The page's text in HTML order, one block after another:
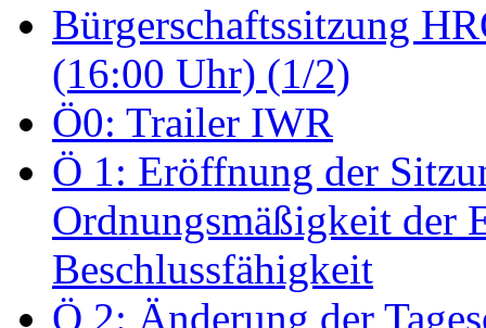
Bürgerschaftssitzung
(16:00 Uhr) (1/2)
Ö0: Trailer IWR
Ö 1: Eröffnung der
Ordnungsmäßigkeit der
Beschlussfähigkeit
Ö 2: Änderung der